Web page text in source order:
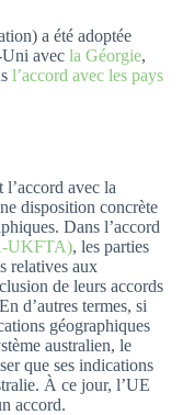
a été adoptée
avec la Géorgie,
l’accord avec les pays
l’accord avec la
disposition concrète
Dans l’accord
UKFTA), les parties
relatives aux
de leurs accords
d’autres termes, si
géographiques
australien, le
que ses indications
À ce jour, l’UE
accord.